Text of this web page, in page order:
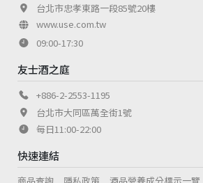
台北市忠孝東路一段85號20樓
www.use.com.tw
09:00-17:30
友士酒之庭
+886-2-2553-1195
台北市大同區萬全街1號
每日11:00-22:00
快速連結